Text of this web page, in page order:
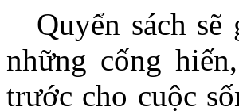
Quyển sách
những cống
trước cho cuộc